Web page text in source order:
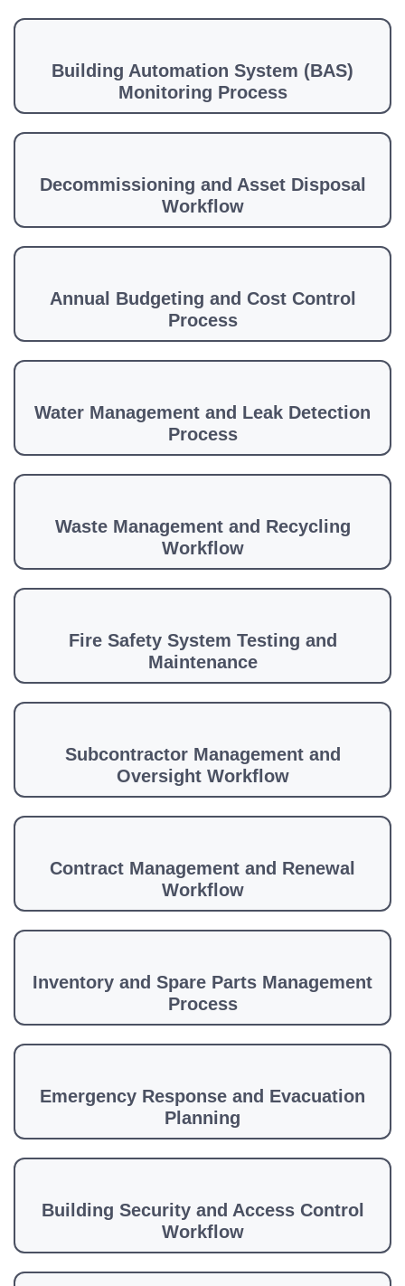
Building Automation System (BAS)
Monitoring Process
Decommissioning and Asset Disposal
Workflow
Annual Budgeting and Cost Control
Process
Water Management and Leak Detection
Process
Waste Management and Recycling
Workflow
Fire Safety System Testing and
Maintenance
Subcontractor Management and
Oversight Workflow
Contract Management and Renewal
Workflow
Inventory and Spare Parts Management
Process
Emergency Response and Evacuation
Planning
Building Security and Access Control
Workflow